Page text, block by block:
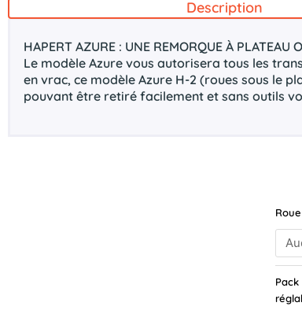
Description
HAPERT AZURE : UNE REMORQUE À PLATEAU
Le modèle Azure vous autorisera tous les
en vrac, ce modèle Azure H-2 (roues sous le
pouvant être retiré facilement et sans outils
de
Azure
H-
3